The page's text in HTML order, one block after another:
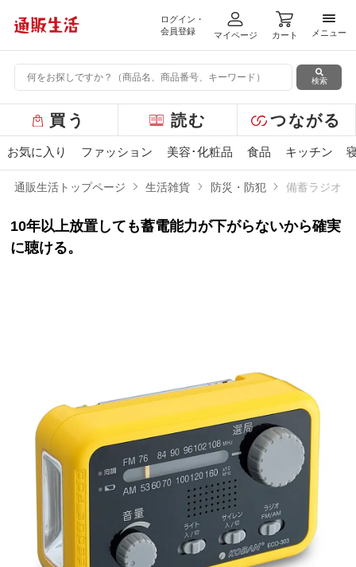
ログイン・
会員登録
マイページ カート
メニ
メニュー
検索
ー
バ
ュ
ー
買う 読む つながる
お気に入り ファッション 美容･化粧品 食品 キッチン
通販生活トップページ 生活雑貨 防災・防犯 備蓄ラジオ
10年以上放置しても蓄電能力が下がらないから確実
に聴ける。